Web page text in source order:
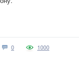
0 1000